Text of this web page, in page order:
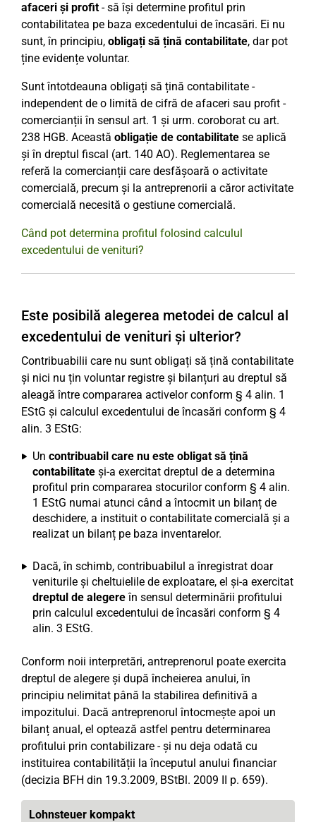
afaceri și profit- să își determine profitul prin
contabilitatea pe baza excedentului de încasări. Ei nu
sunt, în principiu, obligați să țină contabilitate, dar pot
ține evidențe voluntar.
Sunt întotdeauna obligați să țină contabilitate -
independent de o limită de cifră de afaceri sau profit -
comercianții în sensul art. 1 și urm. coroborat cu art.
238 HGB. Această obligație de contabilitate se aplică
și în dreptul fiscal (art. 140 AO). Reglementarea se
referă la comercianții care desfășoară o activitate
comercială, precum și la antreprenorii a căror activitate
comercială necesită o gestiune comercială.
Când pot determina profitul folosind calculul
excedentului de venituri?
Este posibilă alegerea metodei de calcul al
excedentului de venituri și ulterior?
Contribuabilii care nu sunt obligați să țină contabilitate
și nici nu țin voluntar registre și bilanțuri au dreptul să
aleagă între compararea activelor conform § 4 alin. 1
EStG și calculul excedentului de încasări conform § 4
alin. 3 EStG:
Un contribuabil care nu este obligat să țină
contabilitate și-a exercitat dreptul de a determina
profitul prin compararea stocurilor conform § 4 alin.
1 EStG numai atunci când a întocmit un bilanț de
deschidere, a instituit o contabilitate comercială și a
realizat un bilanț pe baza inventarelor.
Dacă, în schimb, contribuabilul a înregistrat doar
veniturile și cheltuielile de exploatare, el și-a exercitat
dreptul de alegereîn sensul determinării profitului
prin calculul excedentului de încasări conform § 4
alin. 3 EStG.
Conform noii interpretări, antreprenorul poate exercita
dreptul de alegere și după încheierea anului, în
principiu nelimitat până la stabilirea definitivă a
impozitului. Dacă antreprenorul întocmește apoi un
bilanț anual, el optează astfel pentru determinarea
profitului prin contabilizare - și nu deja odată cu
instituirea contabilității la începutul anului financiar
(decizia BFH din 19.3.2009, BStBl. 2009 II p. 659).
Lohnsteuer kompakt